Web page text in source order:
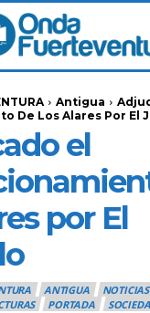
Antigua
De Los Alares Por El
el
por El
ANTIGUA
NOTICIAS
PORTADA